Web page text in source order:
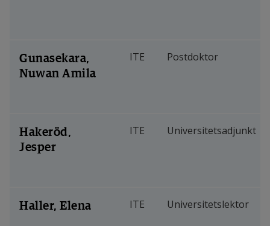
Gunasekara,
Nuwan Amila
ITE Postdoktor
Hakeröd,
Jesper
ITE Universitetsadjunkt
Haller, Elena ITE Universitetslektor